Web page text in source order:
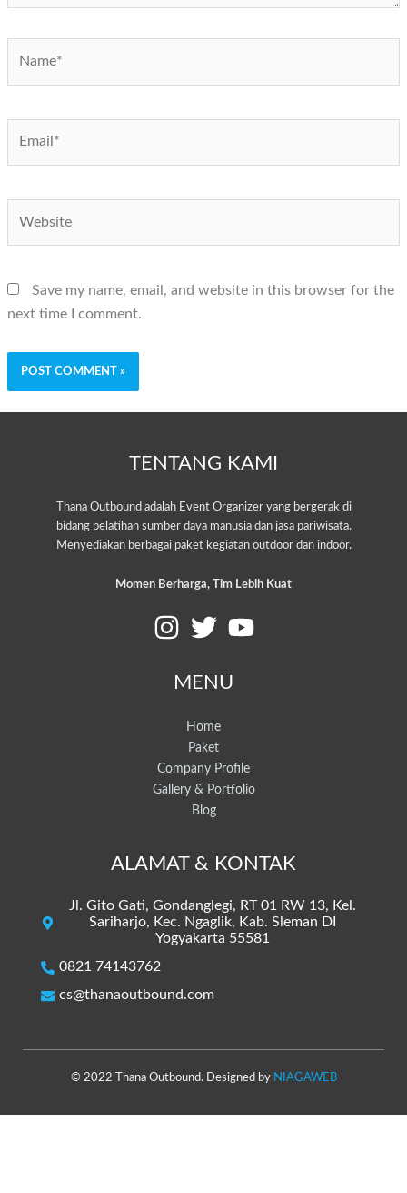
Save my name, email, and website in this browser for the
next time I comment.
TENTANG KAMI
Thana Outbound adalah Event Organizer yang bergerak di
bidang pelatihan sumber daya manusia dan jasa pariwisata.
Menyediakan berbagai paket kegiatan outdoor dan indoor.
Momen Berharga, Tim Lebih Kuat
MENU
Home
Paket
Company Profile
Gallery & Portfolio
Blog
ALAMAT & KONTAK
Jl. Gito Gati, Gondanglegi, RT 01 RW 13, Kel.
Sariharjo, Kec. Ngaglik, Kab. Sleman DI
Yogyakarta 55581
0821 74143762
cs@thanaoutbound.com
© 2022 Thana Outbound. Designed by NIAGAWEB